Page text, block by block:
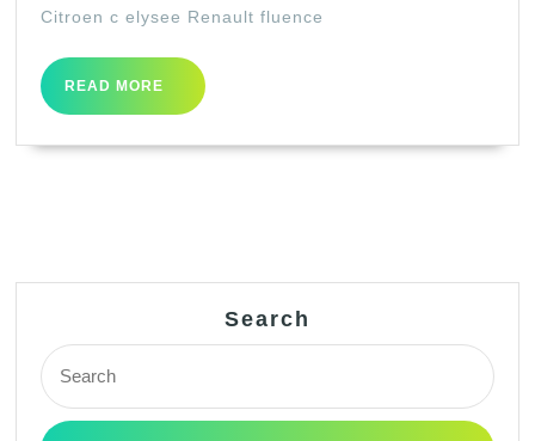
Citroen c elysee Renault fluence
READ MORE
READ
MORE
Search
Search
for: